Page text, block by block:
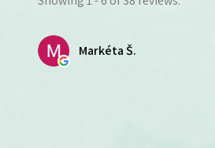
Markéta Š.